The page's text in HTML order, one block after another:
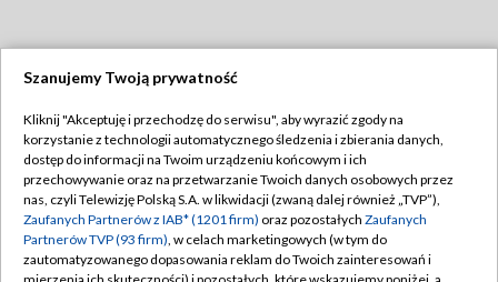
TVP
Abonament TVP
Emisja w TVP
Centrum informacji TVP
Regulamin TVP
Polityka prywatności
Moje zgody
Szanujemy Twoją prywatność
Kliknij "Akceptuję i przechodzę do serwisu", aby wyrazić zgody na
korzystanie z technologii automatycznego śledzenia i zbierania danych,
dostęp do informacji na Twoim urządzeniu końcowym i ich
przechowywanie oraz na przetwarzanie Twoich danych osobowych przez
nas, czyli Telewizję Polską S.A. w likwidacji (zwaną dalej również „TVP”),
Zaufanych Partnerów z IAB* (1201 firm) oraz pozostałych Zaufanych
Partnerów TVP (93 firm), w celach marketingowych (w tym do
zautomatyzowanego dopasowania reklam do Twoich zainteresowań i